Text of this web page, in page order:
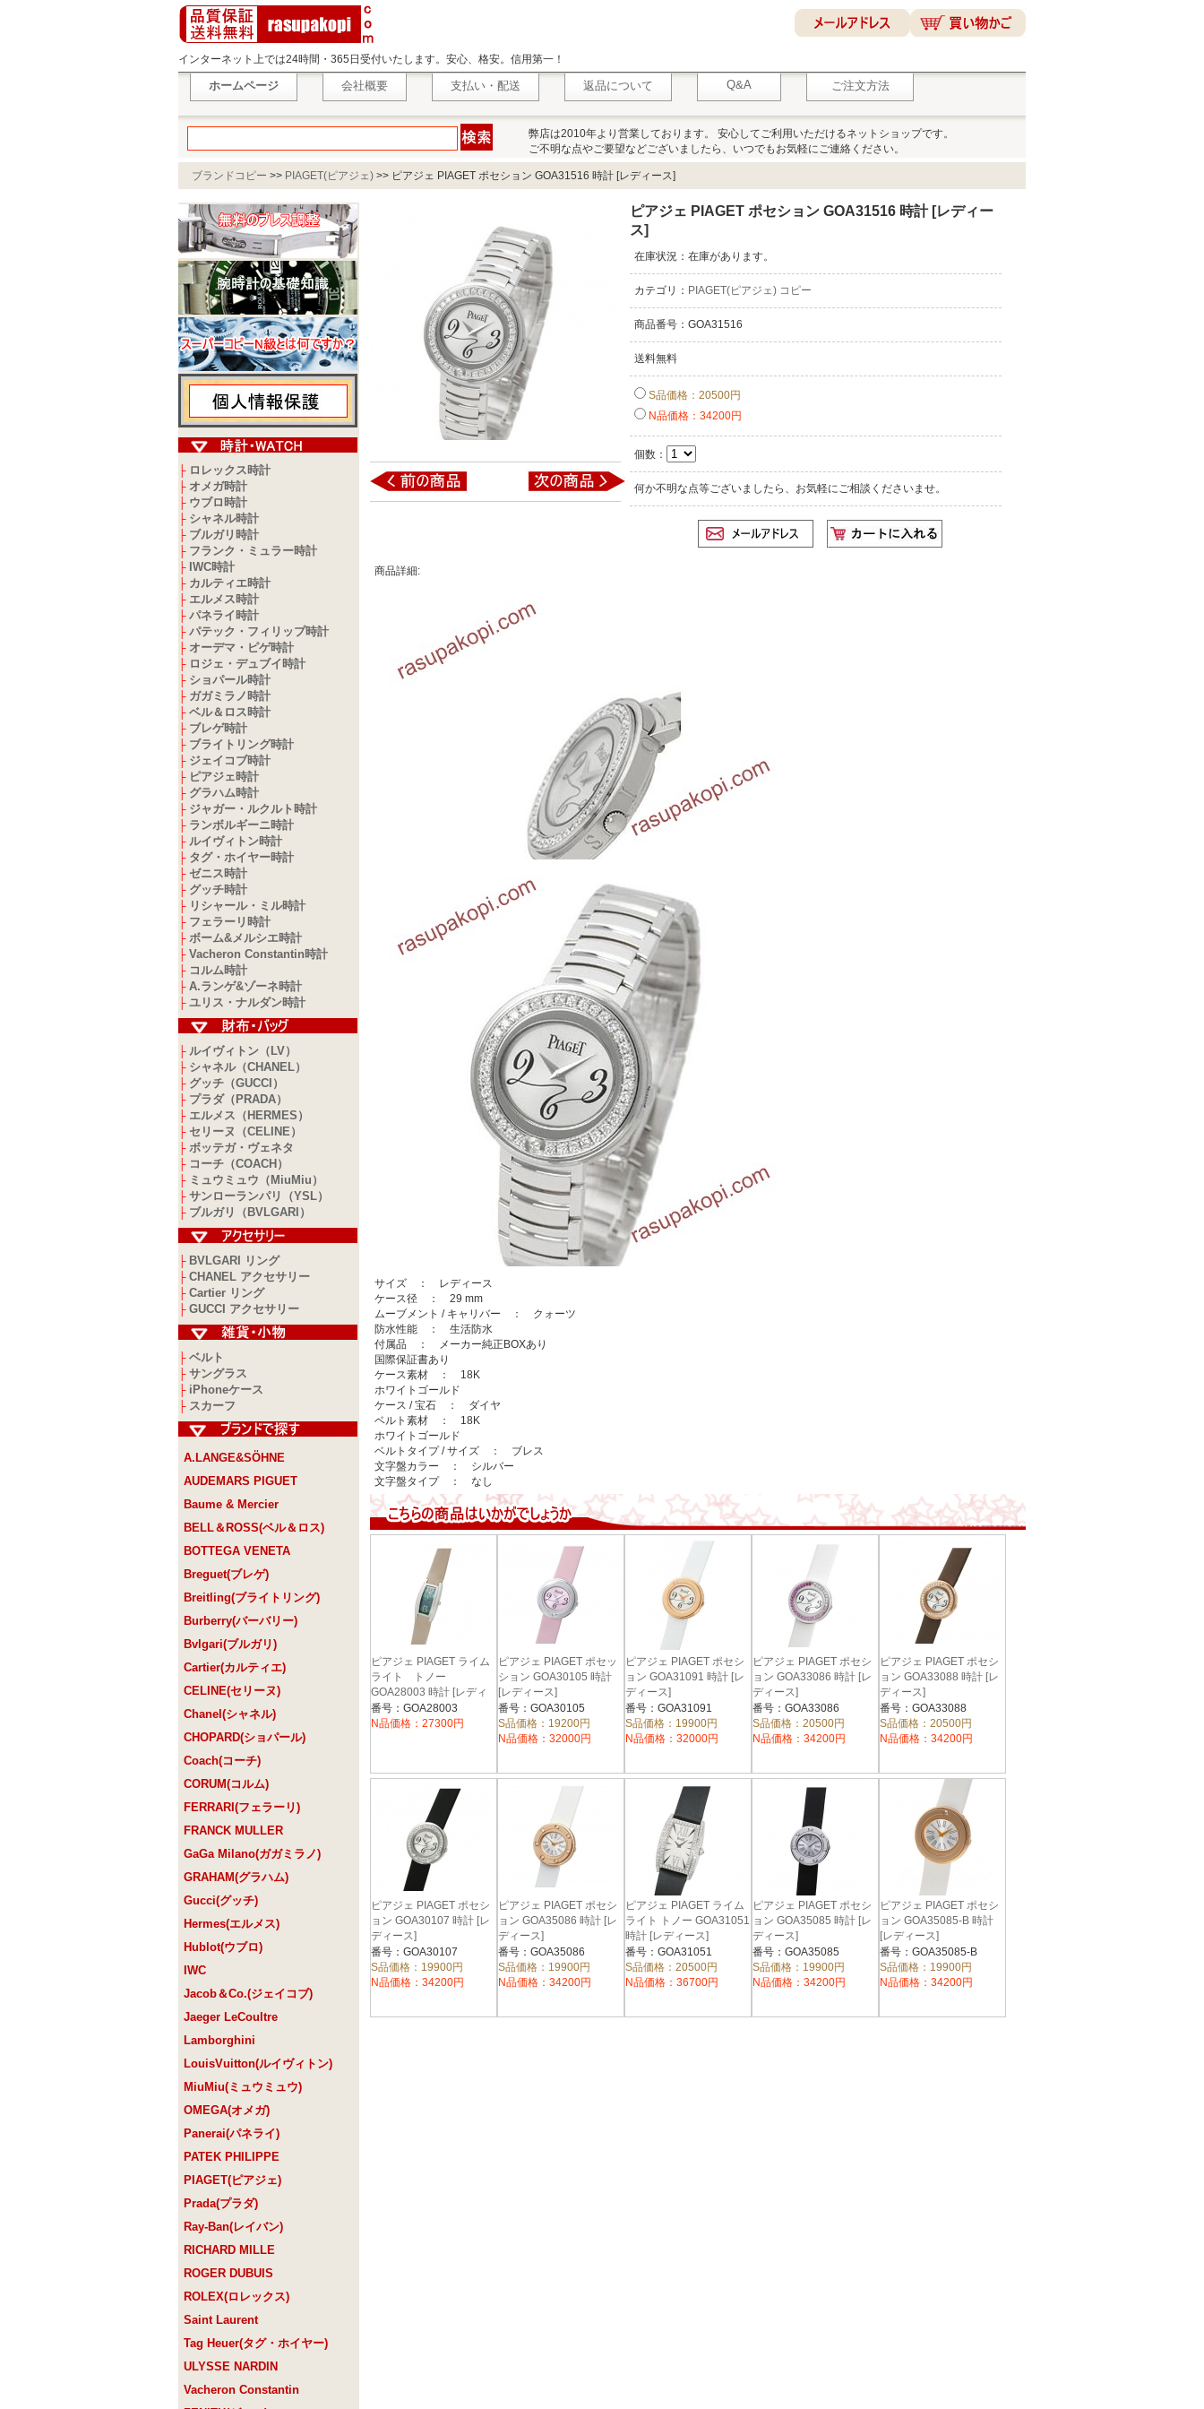
インターネット上では24時間・365日受付いたします。安心、格安。信用第一！
ホームページ 会社概要 支払い・配送 返品について Q&A ご注文方法
弊店は2010年より営業しております。 安心してご利用いただけるネットショップです。
ご不明な点やご要望などございましたら、いつでもお気軽にご連絡ください。
ブランドコピー >> PIAGET(ピアジェ) >> ピアジェ PIAGET ポセション GOA31516 時計 [レディース]
├ ロレックス時計
├ オメガ時計
├ ウブロ時計
├ シャネル時計
├ ブルガリ時計
├ フランク・ミュラー時計
├ IWC時計
├ カルティエ時計
├ エルメス時計
├ パネライ時計
├ パテック・フィリップ時計
├ オーデマ・ピゲ時計
├ ロジェ・デュブイ時計
├ ショパール時計
├ ガガミラノ時計
├ ベル＆ロス時計
├ ブレゲ時計
├ ブライトリング時計
├ ジェイコブ時計
├ ピアジェ時計
├ グラハム時計
├ ジャガー・ルクルト時計
├ ランボルギーニ時計
├ ルイヴィトン時計
├ タグ・ホイヤー時計
├ ゼニス時計
├ グッチ時計
├ リシャール・ミル時計
├ フェラーリ時計
├ ボーム&メルシエ時計
├ Vacheron Constantin時計
├ コルム時計
├ A.ランゲ&ゾーネ時計
├ ユリス・ナルダン時計
├ ルイヴィトン（LV）
├ シャネル（CHANEL）
├ グッチ（GUCCI）
├ プラダ（PRADA）
├ エルメス（HERMES）
├ セリーヌ（CELINE）
├ ボッテガ・ヴェネタ
├ コーチ（COACH）
├ ミュウミュウ（MiuMiu）
├ サンローランパリ（YSL）
├ ブルガリ（BVLGARI）
├ BVLGARI リング
├ CHANEL アクセサリー
├ Cartier リング
├ GUCCI アクセサリー
├ ベルト
├ サングラス
├ iPhoneケース
├ スカーフ
A.LANGE&SÖHNE
AUDEMARS PIGUET
Baume & Mercier
BELL＆ROSS(ベル＆ロス)
BOTTEGA VENETA
Breguet(ブレゲ)
Breitling(ブライトリング)
Burberry(バーバリー)
Bvlgari(ブルガリ)
Cartier(カルティエ)
CELINE(セリーヌ)
Chanel(シャネル)
CHOPARD(ショパール)
Coach(コーチ)
CORUM(コルム)
FERRARI(フェラーリ)
FRANCK MULLER
GaGa Milano(ガガミラノ)
GRAHAM(グラハム)
Gucci(グッチ)
Hermes(エルメス)
Hublot(ウブロ)
IWC
Jacob＆Co.(ジェイコブ)
Jaeger LeCoultre
Lamborghini
LouisVuitton(ルイヴィトン)
MiuMiu(ミュウミュウ)
OMEGA(オメガ)
Panerai(パネライ)
PATEK PHILIPPE
PIAGET(ピアジェ)
Prada(プラダ)
Ray-Ban(レイバン)
RICHARD MILLE
ROGER DUBUIS
ROLEX(ロレックス)
Saint Laurent
Tag Heuer(タグ・ホイヤー)
ULYSSE NARDIN
Vacheron Constantin
ピアジェ PIAGET ポセション GOA31516 時計 [レディー
ス]
在庫状況：在庫があります。
カテゴリ： PIAGET(ピアジェ) コピー
商品番号：GOA31516
送料無料
S品価格：20500円
N品価格：34200円
個数：
何か不明な点等ございましたら、お気軽にご相談くださいませ。
商品詳細:
サイズ ： レディース
ケース径 ： 29 mm
ムーブメント / キャリバー ： クォーツ
防水性能 ： 生活防水
付属品 ： メーカー純正BOXあり
国際保証書あり
ケース素材 ： 18K
ホワイトゴールド
ケース / 宝石 ： ダイヤ
ベルト素材 ： 18K
ホワイトゴールド
ベルトタイプ / サイズ ： ブレス
文字盤カラー ： シルバー
文字盤タイプ ： なし
ピアジェ PIAGET ライム
ライト トノー
GOA28003 時計 [レディ
ース]
番号：GOA28003
N品価格：27300円
ピアジェ PIAGET ポセッ
ション GOA30105 時計
[レディース]
番号：GOA30105
S品価格：19200円
N品価格：32000円
ピアジェ PIAGET ポセシ
ョン GOA31091 時計 [レ
ディース]
番号：GOA31091
S品価格：19900円
N品価格：32000円
ピアジェ PIAGET ポセシ
ョン GOA33086 時計 [レ
ディース]
番号：GOA33086
S品価格：20500円
N品価格：34200円
ピアジェ PIAGET ポセシ
ョン GOA33088 時計 [レ
ディース]
番号：GOA33088
S品価格：20500円
N品価格：34200円
ピアジェ PIAGET ポセシ
ョン GOA30107 時計 [レ
ディース]
番号：GOA30107
S品価格：19900円
N品価格：34200円
ピアジェ PIAGET ポセシ
ョン GOA35086 時計 [レ
ディース]
番号：GOA35086
S品価格：19900円
N品価格：34200円
ピアジェ PIAGET ライム
ライト トノー GOA31051
時計 [レディース]
番号：GOA31051
S品価格：20500円
N品価格：36700円
ピアジェ PIAGET ポセシ
ョン GOA35085 時計 [レ
ディース]
番号：GOA35085
S品価格：19900円
N品価格：34200円
ピアジェ PIAGET ポセシ
ョン GOA35085-B 時計
[レディース]
番号：GOA35085-B
S品価格：19900円
N品価格：34200円